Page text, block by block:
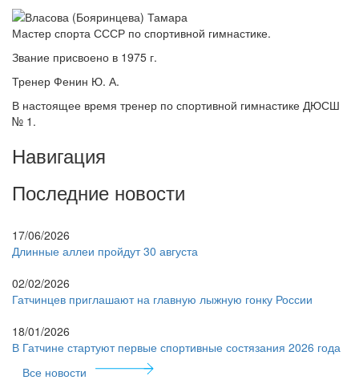
Мастер спорта СССР по спортивной гимнастике.
Звание присвоено в 1975 г.
Тренер Фенин Ю. А.
В настоящее время тренер по спортивной гимнастике ДЮСШ
№ 1.
Навигация
Последние новости
17/06/2026
Длинные аллеи пройдут 30 августа
02/02/2026
Гатчинцев приглашают на главную лыжную гонку России
18/01/2026
В Гатчине стартуют первые спортивные состязания 2026 года
Все новости